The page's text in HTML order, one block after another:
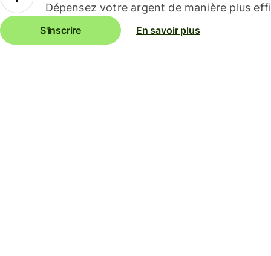
Dépensez votre argent de manière plus
S'inscrire En savoir plus